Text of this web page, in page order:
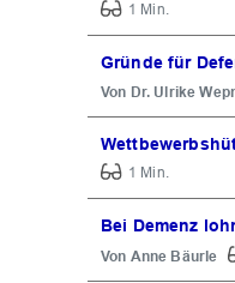
1 Min.
Gründe für
Dr. Ulrike
1 Min.
Bei Demenz
Anne Bäurle